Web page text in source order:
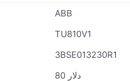
ABB
TU810V1
3BSE013230R1
80 دلار